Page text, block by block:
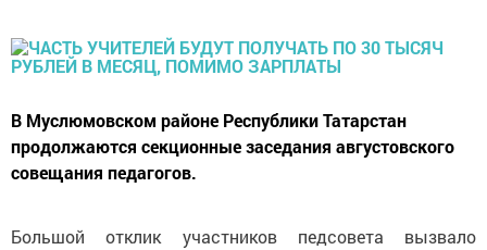
В Муслюмовском районе Республики Татарстан
продолжаются секционные заседания августовского
совещания педагогов.
Большой отклик участников педсовета вызвало